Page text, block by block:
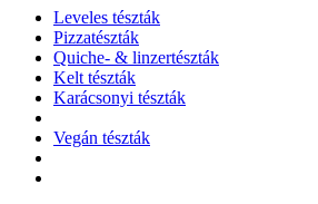
Leveles tészták
Pizzatészták
Quiche- & linzertészták
Kelt tészták
Karácsonyi tészták
Vegán tészták